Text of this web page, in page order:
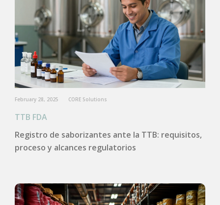
February 28, 2025 CORE Solutions
TTB FDA
Registro de saborizantes ante la TTB: requisitos,
proceso y alcances regulatorios